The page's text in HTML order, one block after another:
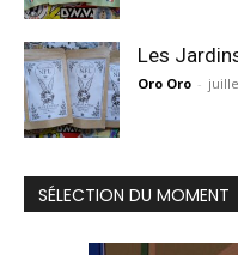
Les
Oro Oro -
SÉLECTION DU MOMENT